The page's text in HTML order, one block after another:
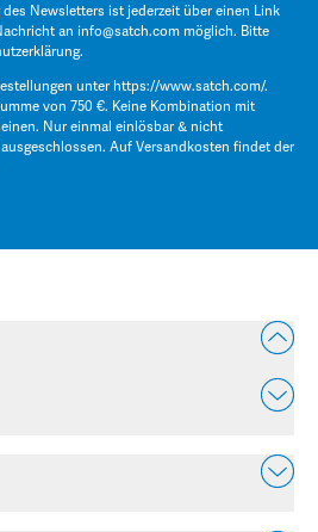
Newsletters ist jederzeit über einen Link
an info@satch.com möglich. Bitte
.
unter https://www.satch.com/.
von 750 €. Keine Kombination mit
Nur einmal einlösbar & nicht
Auf Versandkosten findet der